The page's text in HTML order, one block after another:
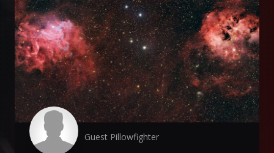
Guest Pillowfighter